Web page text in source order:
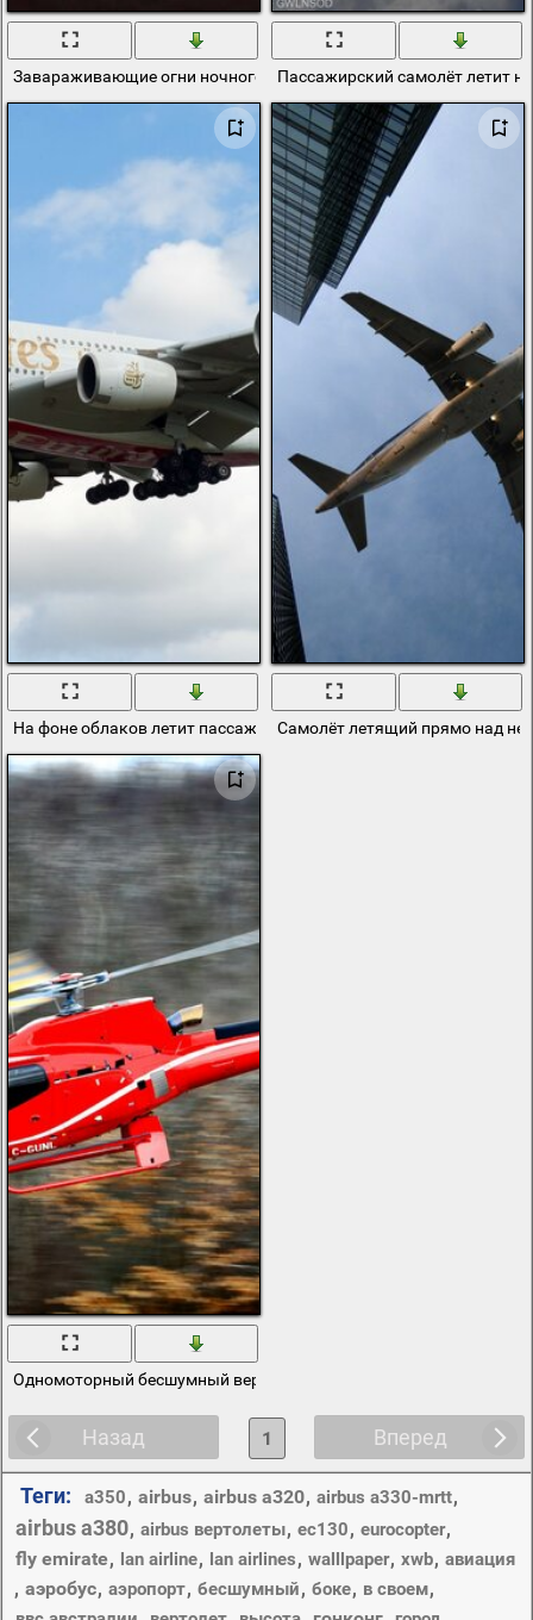
Завараживающие огни ночного посадочной полосы
Пассажирский самолёт летит
На фоне облаков летит пассажирский самолётСамолёт летящий прямо над
Одномоторный бесшумный вертолет ес130
Назад Вперед
1
Теги: a350, airbus, airbus a320, airbus a330-mrtt,
airbus a380, airbus вертолеты, ec130, eurocopter,
fly emirate, lan airline, lan airlines, walllpaper, xwb, авиация
, аэробус, аэропорт, бесшумный, боке, в своем,